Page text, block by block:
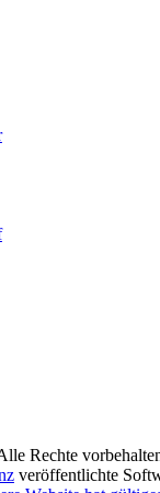
Rechte
veröffentlichte